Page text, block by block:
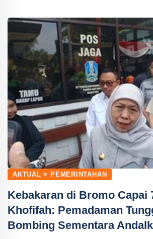
AKTUAL > PEMERINTAHAN
Kebakaran di Bromo Capai
Khofifah: Pemadaman
Bombing Sementara